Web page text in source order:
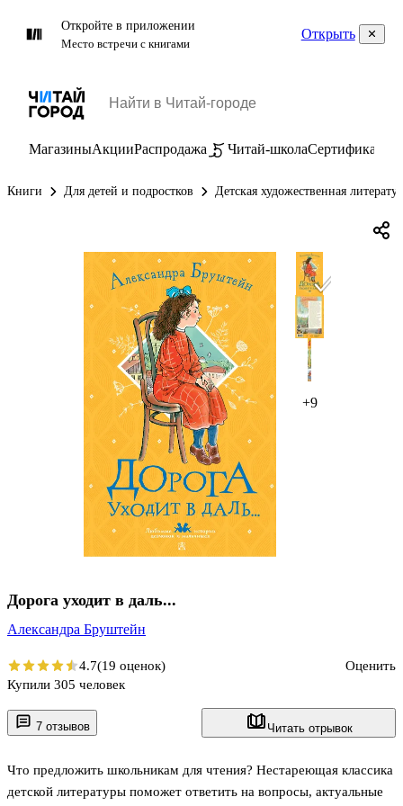
Откройте в приложении
Место встречи с книгами
Открыть
МагазиныАкцииРаспродажа Читай-школаСертификаты
Книги Для детей и подростков Детская художественная
+9
7 отзывов Читать отрывок
Что предложить школьникам для чтения? Нестареющая классика
детской литературы поможет ответить на вопросы, актуальные
Дорога уходит в даль...
Александра Бруштейн
4.7(19 оценок)
Оценить
Купили 305 человек